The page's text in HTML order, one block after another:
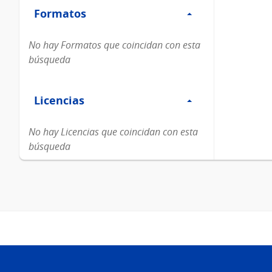
Formatos
Formatos
No hay Formatos que coincidan con esta
búsqueda
Licencias
Licencias
No hay Licencias que coincidan con esta
búsqueda